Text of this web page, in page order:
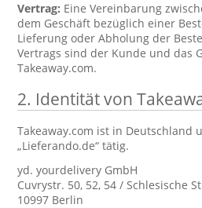
Vertrag: Eine Vereinbarung
dem Geschäft bezüglich einer
Lieferung oder Abholung der
Vertrags sind der Kunde und das
Takeaway.com.
2. Identität von
Takeaway.com ist in Deutschland
„Lieferando.de“ tätig.
yd. yourdelivery GmbH
Cuvrystr. 50, 52, 54 / Schlesische
10997 Berlin